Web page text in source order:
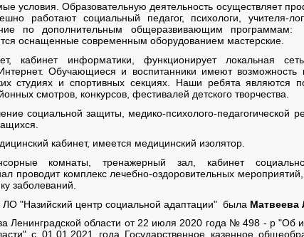
условия. Образовательную деятельность осуществляет
работают социальный педагог, психологи, учителя-
по дополнительным общеразвивающим программам:
оснащенные современным оборудованием мастерские.
кабинет информатики, функционирует локальная
Обучающиеся и воспитанники имеют возможность
студиях и спортивных секциях. Наши ребята являются
смотров, конкурсов, фестивалей детского творчества.
социальной защиты, медико-психолого-педагогической
кабинет, имеется медицинский изолятор.
комнаты, тренажерный зал, кабинет социально-
проводит комплекс лечебно-оздоровительных
заболеваний.
"Назийский центр социальной адаптации" была Матвеева
Ленинградской области от 22 июля 2020 года № 498 - р "Об
с 01.01.2021 года Государственное казенное